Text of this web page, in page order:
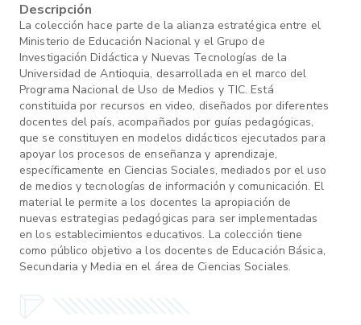
Descripción
La colección hace parte de la alianza estratégica entre el
Ministerio de Educación Nacional y el Grupo de
Investigación Didáctica y Nuevas Tecnologías de la
Universidad de Antioquia, desarrollada en el marco del
Programa Nacional de Uso de Medios y TIC. Está
constituida por recursos en video, diseñados por diferentes
docentes del país, acompañados por guías pedagógicas,
que se constituyen en modelos didácticos ejecutados para
apoyar los procesos de enseñanza y aprendizaje,
específicamente en Ciencias Sociales, mediados por el uso
de medios y tecnologías de información y comunicación. El
material le permite a los docentes la apropiación de
nuevas estrategias pedagógicas para ser implementadas
en los establecimientos educativos. La colección tiene
como público objetivo a los docentes de Educación Básica,
Secundaria y Media en el área de Ciencias Sociales.